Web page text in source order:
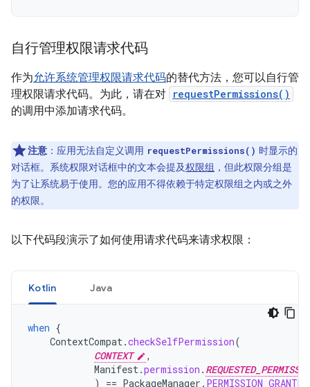
自行管理权限请求代码
作为允许系统管理权限请求代码的替代方法，您可以自行管
理权限请求代码。为此，请在对 requestPermissions()
的调用中添加请求代码。
注意 ：应用无法自定义调用 requestPermissions() 时显示的
对话框。系统权限对话框中的文本会提及权限组 ，但此权限分组是
为了让系统易于使用。您的应用不得依赖于特定权限组之内或之外
的权限。
以下代码段演示了如何使用请求代码来请求权限：
Kotlin Java
when {
ContextCompat.checkSelfPermission(
CONTEXT
,
Manifest.permission .
)
== PackageManager . PERMISSION_GRANTED